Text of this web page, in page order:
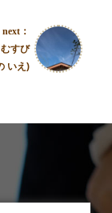
next：
むすび
いえ)